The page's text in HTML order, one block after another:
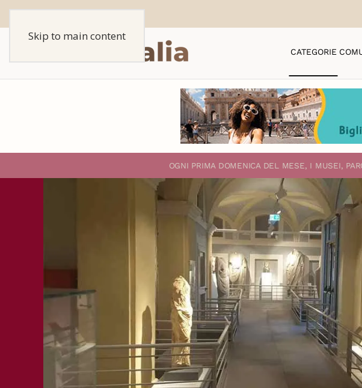
Skip to main content
CATEGORIE
OGNI PRIMA DOMENICA DEL MESE, I MUSEI,